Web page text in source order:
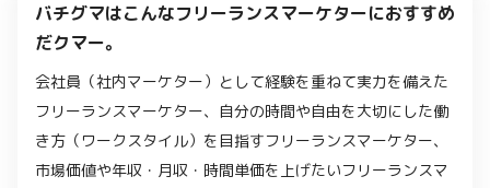
バチグマはこんなフリーランスマーケターにおすすめ
だクマー。
会社員（社内マーケター）として経験を重ねて実力を備えた
フリーランスマーケター、自分の時間や自由を大切にした働
き方（ワークスタイル）を目指すフリーランスマーケター、
市場価値や年収・月収・時間単価を上げたいフリーランスマ